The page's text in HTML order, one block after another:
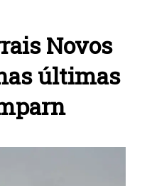
Novos
últimas